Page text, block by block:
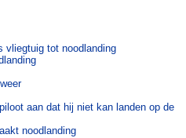
vliegtuig tot noodlanding
aan dat hij niet kan landen op de
noodlanding